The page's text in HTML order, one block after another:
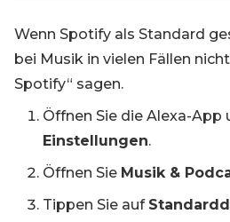
Wenn Spotify als Standard
bei Musik in vielen Fällen
Spotify“ sagen.
Öffnen Sie die Alexa-App
Einstellungen.
Öffnen Sie Musik &
Tippen Sie auf